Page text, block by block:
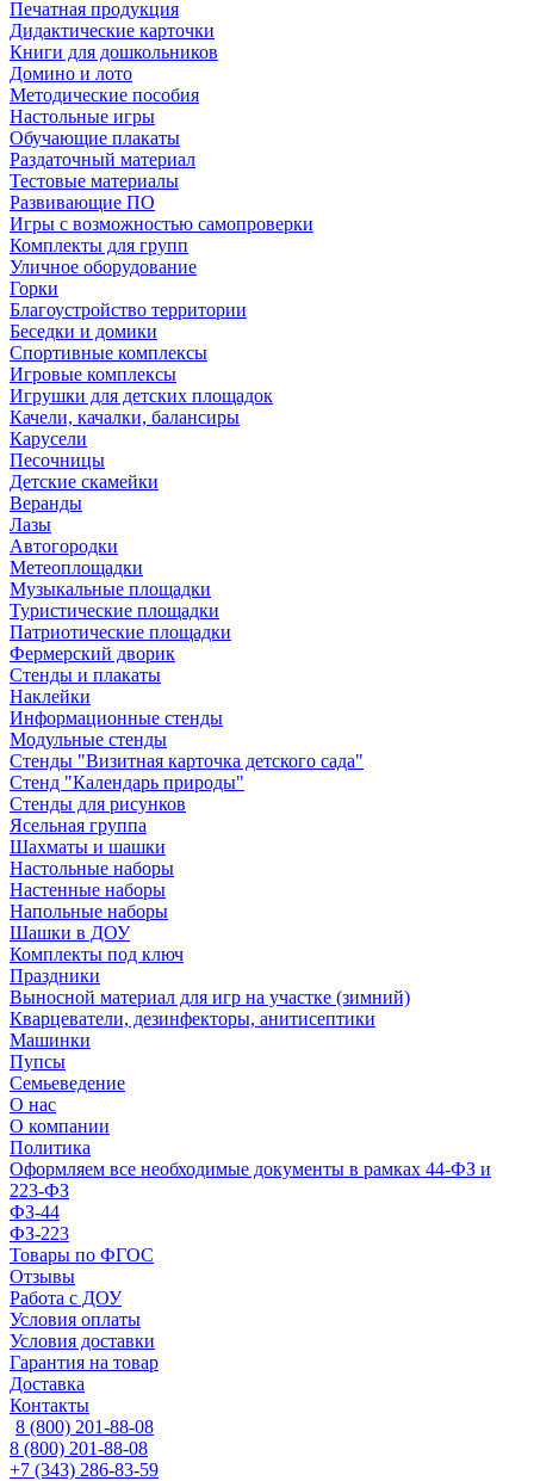
Печатная продукция
Дидактические карточки
Книги для дошкольников
Домино и лото
Методические пособия
Настольные игры
Обучающие плакаты
Раздаточный материал
Тестовые материалы
Развивающие ПО
Игры с возможностью самопроверки
Комплекты для групп
Уличное оборудование
Горки
Благоустройство территории
Беседки и домики
Спортивные комплексы
Игровые комплексы
Игрушки для детских площадок
Качели, качалки, балансиры
Карусели
Песочницы
Детские скамейки
Веранды
Лазы
Автогородки
Метеоплощадки
Музыкальные площадки
Туристические площадки
Патриотические площадки
Фермерский дворик
Стенды и плакаты
Наклейки
Информационные стенды
Модульные стенды
Стенды "Визитная карточка детского сада"
Стенд "Календарь природы"
Стенды для рисунков
Ясельная группа
Шахматы и шашки
Настольные наборы
Настенные наборы
Напольные наборы
Шашки в ДОУ
Комплекты под ключ
Праздники
Выносной материал для игр на участке (зимний)
Кварцеватели, дезинфекторы, анитисептики
Машинки
Пупсы
Семьеведение
О нас
О компании
Политика
Оформляем все необходимые документы в рамках 44-ФЗ и
223-ФЗ
ФЗ-44
ФЗ-223
Товары по ФГОС
Отзывы
Работа с ДОУ
Условия оплаты
Условия доставки
Гарантия на товар
Доставка
Контакты
8 (800) 201-88-08
8 (800) 201-88-08
+7 (343) 286-83-59